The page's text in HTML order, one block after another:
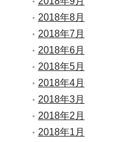
2018年8月
2018年7月
2018年6月
2018年5月
2018年4月
2018年3月
2018年2月
2018年1月